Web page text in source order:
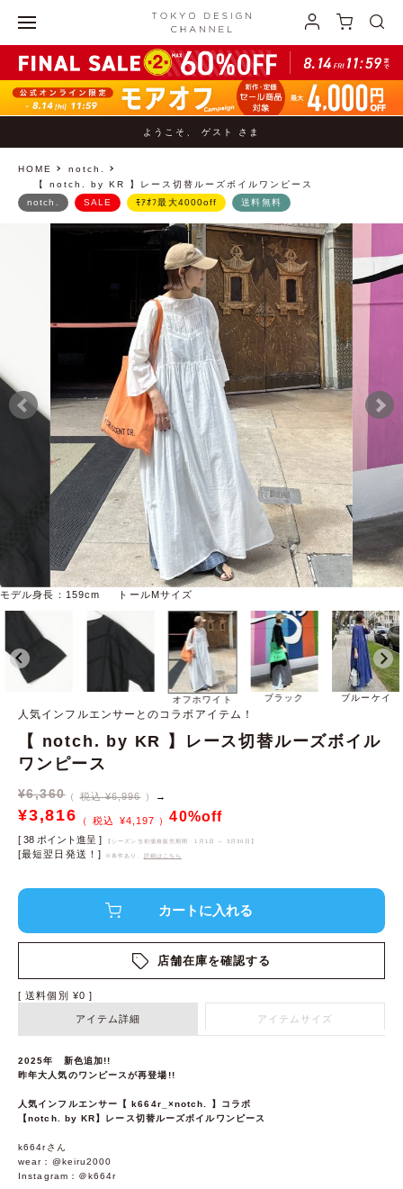
ようこそ、 ゲスト さま
HOME
notch.
【 notch. by KR 】レース切替ルーズボイルワンピース
モデル身長：159cm トールMサイズ
オフホワイト ブラック ブルーケイ
notch. SALE ﾓｱｵﾌ最大4000off 送料無料
人気インフルエンサーとのコラボアイテム！
【 notch. by KR 】レース切替ルーズボイル
ワンピース
¥6,360 税込 ¥6,996 →
¥3,816 ¥4,197 40%off
[ 38 ポイント進呈 ] 【シーズン当初価格販売期間 1月1日 ～ 3月30日 】
[最短翌日発送！] ※条件あり、 詳細はこちら
店舗在庫を確認する
送料個別 ¥0
アイテム詳細 アイテムサイズ
2025年 新色追加!!
昨年大人気のワンピースが再登場!!
人気インフルエンサー【 k664r_×notch. 】コラボ
【notch. by KR】レース切替ルーズボイルワンピース
k664rさん
wear：@keiru2000
Instagram：＠k664r